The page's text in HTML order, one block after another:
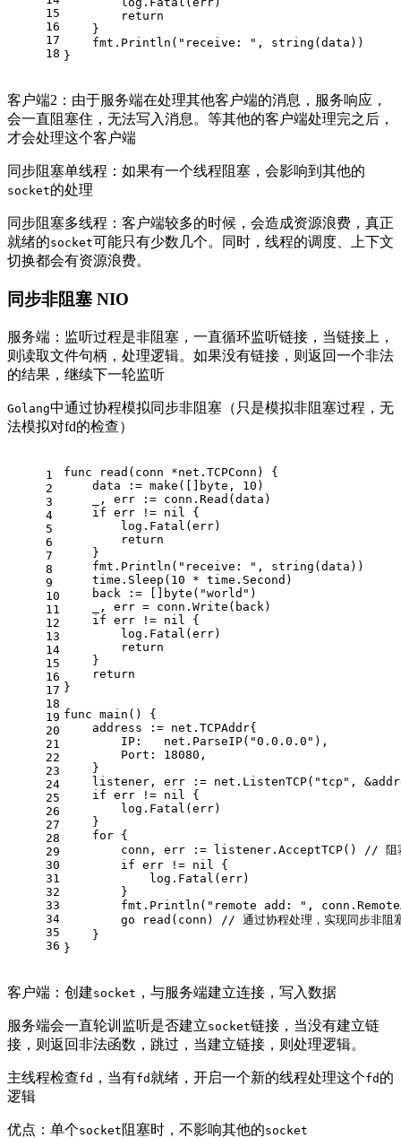
15
16
17
18
return
    }
    fmt.Println(
"receive: " , string (data))
}
客户端2：由于服务端在处理其他客户端的消息，服务响应，
会一直阻塞住，无法写入消息。等其他的客户端处理完之后，
才会处理这个客户端
同步阻塞单线程：如果有一个线程阻塞，会影响到其他的
socket的处理
同步阻塞多线程：客户端较多的时候，会造成资源浪费，真正
就绪的socket可能只有少数几个。同时，线程的调度、上下文
切换都会有资源浪费。
同步非阻塞 NIO
服务端：监听过程是非阻塞，一直循环监听链接，当链接上，
则读取文件句柄，处理逻辑。如果没有链接，则返回一个非法
的结果，继续下一轮监听
Golang中通过协程模拟同步非阻塞（只是模拟非阻塞过程，无
法模拟对fd的检查）
1
2
3
4
5
6
7
8
9
10
11
12
13
14
15
16
17
18
19
20
21
22
23
24
25
26
27
28
29
30
31
32
33
34
35
36
func read (conn *net.TCPConn)
{
    data :=
make ([] byte , 10 )
    _, err := conn.Read(data)
if err != nil
{
        log.Fatal(err)
return
    }
    fmt.Println(
"receive: " , string (data))
    time.Sleep(
10 * time.Second)
    back := []
byte ( "world" )
    _, err = conn.Write(back)
if err != nil
{
        log.Fatal(err)
return
    }
return
}
func main ()
{
    address := net.TCPAddr{
        IP:   net.ParseIP(
"0.0.0.0" ),
        Port:
18080 ,
    }
    listener, err := net.ListenTCP(
"tcp" ,
if err != nil
{
        log.Fatal(err)
    }
for {
        conn, err := listener.AcceptTCP()
// 阻
if err != nil
{
            log.Fatal(err)
        }
        fmt.Println(
"remote add: " ,
go read(conn)
// 通过协程处理，实现同步非阻
    }
}
客户端：创建socket ，与服务端建立连接，写入数据
服务端会一直轮训监听是否建立socket链接，当没有建立链
接，则返回非法函数，跳过，当建立链接，则处理逻辑。
主线程检查fd ，当有fd 就绪，开启一个新的线程处理这个fd 的
逻辑
优点：单个socket 阻塞时，不影响其他的socket